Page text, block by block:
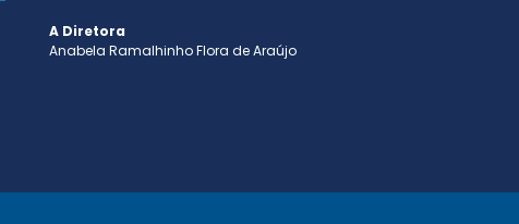
A Diretora
Anabela Ramalhinho Flora de Araújo